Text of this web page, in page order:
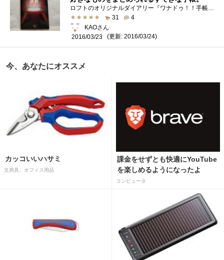
31
4
KAOさん
2016/03/23
(更新: 2016/03/24)
今、あなたにオススメ
カッコいいハサミ
文房具、オフィス用品
課金をせずとも快適にYouTube
を楽しめるようになったよ
コンピュータ